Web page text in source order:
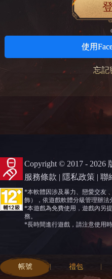
使用
忘記
Copyright © 2017 - 2026
服務條款 | 隱私政策 | 聯
*本軟體因涉及暴力、戀愛交友
飾），依遊戲軟體分級管理辦法
*本遊戲為免費使用，遊戲內另
務。
*長時間進行遊戲，請注意使用
帳號 禮包